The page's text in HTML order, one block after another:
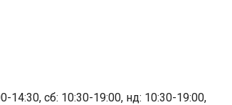
14:30, сб: 10:30-19:00, нд: 10:30-19:00,